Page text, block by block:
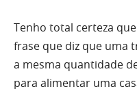
Tenho total certeza
frase que diz que uma
a mesma quantidade
para alimentar uma